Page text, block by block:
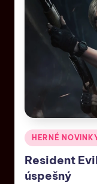
HERNÉ
Resident
úspešný